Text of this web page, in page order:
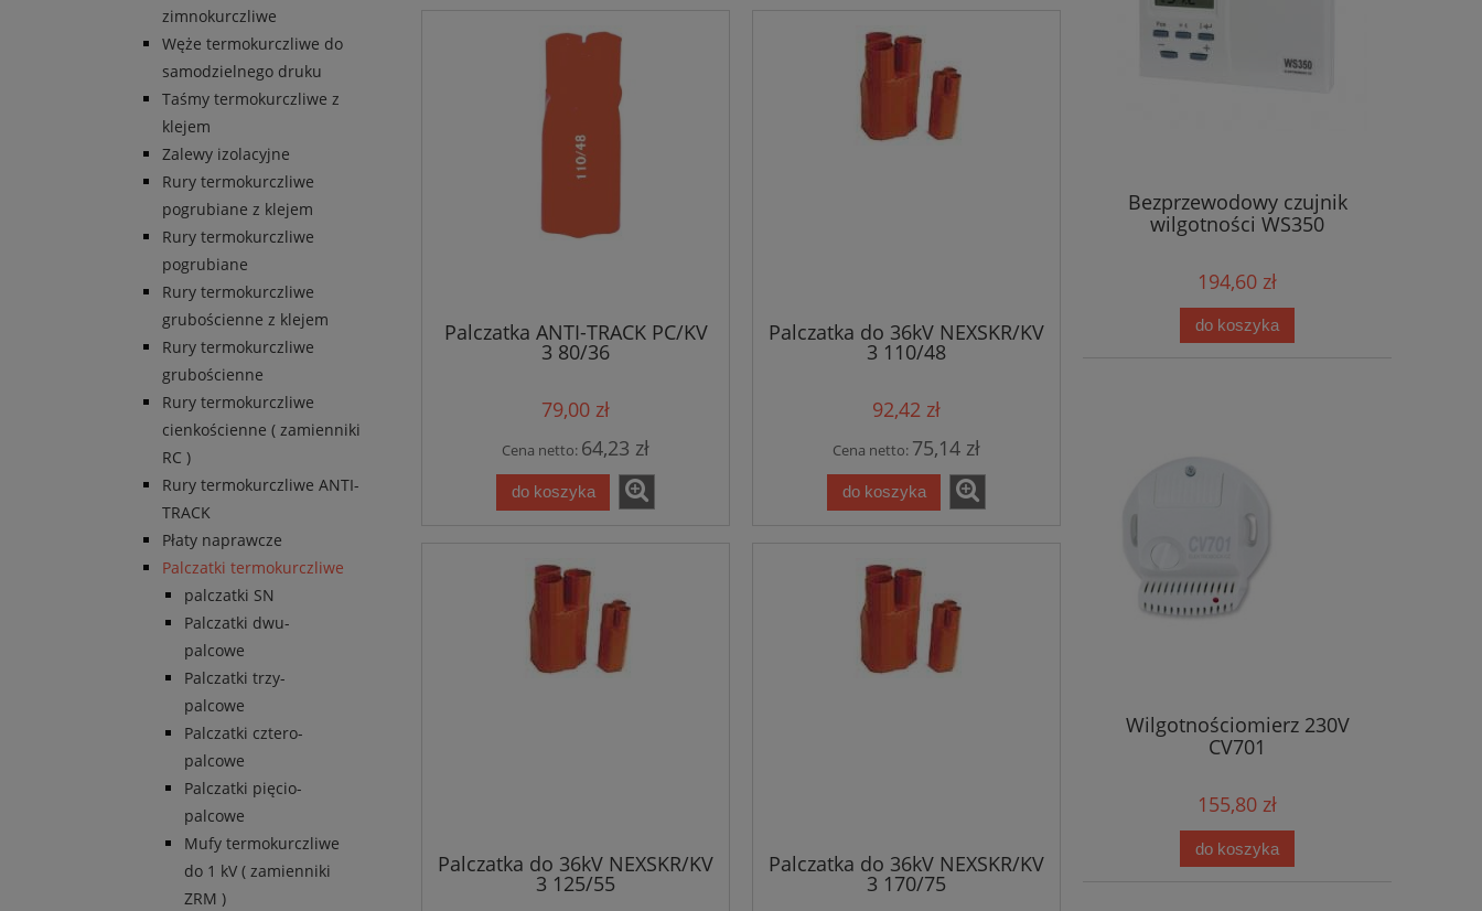
zimnokurczliwe
Węże termokurczliwe do
samodzielnego druku
Taśmy termokurczliwe z
klejem
Zalewy izolacyjne
Rury termokurczliwe
pogrubiane z klejem
Rury termokurczliwe
pogrubiane
Rury termokurczliwe
grubościenne z klejem
Rury termokurczliwe
grubościenne
Rury termokurczliwe
cienkościenne ( zamienniki
RC )
Rury termokurczliwe ANTI-
TRACK
Płaty naprawcze
Palczatki termokurczliwe
palczatki SN
Palczatki dwu-
palcowe
Palczatki trzy-
palcowe
Palczatki cztero-
palcowe
Palczatki pięcio-
palcowe
Mufy termokurczliwe
do 1 kV ( zamienniki
ZRM )
Palczatka ANTI-TRACK PC/KV
3 80/36
79,00 zł
Cena netto: 64,23 zł
do koszyka
Palczatka do 36kV NEXSKR/KV
3 110/48
92,42 zł
Cena netto: 75,14 zł
do koszyka
Palczatka do 36kV NEXSKR/KV
3 125/55
Palczatka do 36kV NEXSKR/KV
3 170/75
Bezprzewodowy czujnik
wilgotności WS350
194,60 zł
do koszyka
Wilgotnościomierz 230V
CV701
155,80 zł
do koszyka